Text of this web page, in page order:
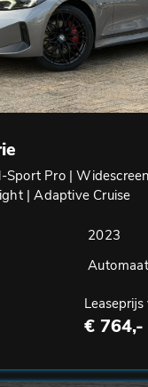
Sport Pro |
| Adaptive Cruise
2023
Automaat
Leaseprijs
€ 764,-